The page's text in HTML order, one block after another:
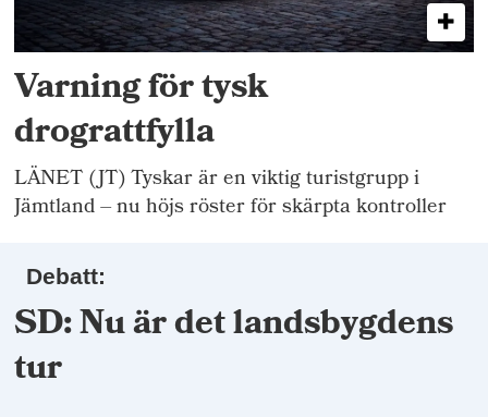
Varning för tysk
drograttfylla
LÄNET (JT) Tyskar är en viktig turistgrupp i
Jämtland – nu höjs röster för skärpta kontroller
Debatt:
SD: Nu är det landsbygdens
tur